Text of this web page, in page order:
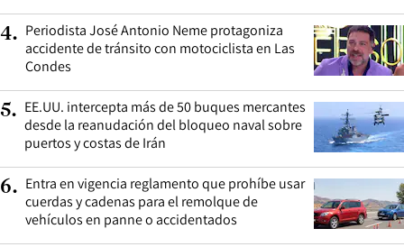
4. Periodista José Antonio Neme protagoniza
accidente de tránsito con motociclista en Las
Condes
5. EE.UU. intercepta más de 50 buques mercantes
desde la reanudación del bloqueo naval sobre
puertos y costas de Irán
6. Entra en vigencia reglamento que prohíbe usar
cuerdas y cadenas para el remolque de
vehículos en panne o accidentados